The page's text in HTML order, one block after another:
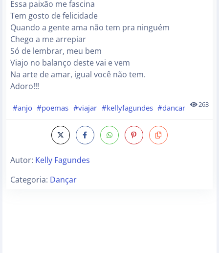
Essa paixão me fascina
Tem gosto de felicidade
Quando a gente ama não tem pra ninguém
Chego a me arrepiar
Só de lembrar, meu bem
Viajo no balanço deste vai e vem
Na arte de amar, igual você não tem.
Adoro!!!
#anjo #poemas #viajar #kellyfagundes #dancar 263
Autor: Kelly Fagundes
Categoria: Dançar